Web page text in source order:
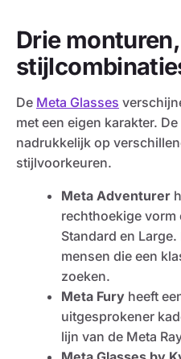
Drie
De Meta Glasses
met een eigen karakter.
nadrukkelijk op
stijlvoorkeuren.
Meta Adventurer
rechthoekige vorm
Standard en
mensen die een
zoeken.
Meta Fury heeft
uitgesprokener
lijn van de Meta